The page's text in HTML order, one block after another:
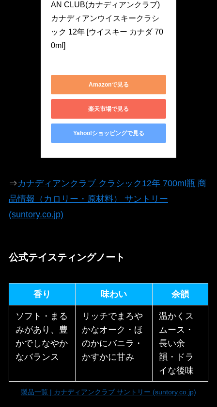
AN CLUB(カナディアンクラブ)
カナディアンウイスキークラシ
ック 12年 [ウイスキー カナダ 70
0ml]
Amazonで見る
楽天市場で見る
Yahoo!ショッピングで見る
⇒カナディアンクラブ クラシック12年 700ml瓶 商
品情報（カロリー・原材料） サントリー
(suntory.co.jp)
公式テイスティングノート
香り 味わい 余韻
ソフト・まる
みがあり、豊
かでしなやか
なバランス
リッチでまろや
かなオーク・ほ
のかにバニラ・
かすかに甘み
温かくス
ムース・
長い余
韻・ドラ
イな後味
製品一覧 | カナディアンクラブ サントリー (suntory.co.jp)